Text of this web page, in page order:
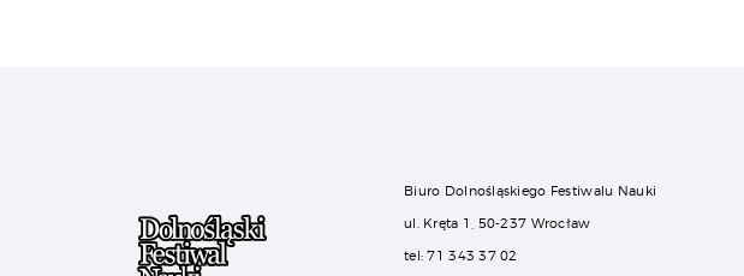
Biuro Dolnośląskiego Festiwalu Nauki
ul. Kręta 1, 50-237 Wrocław
tel: 71 343 37 02